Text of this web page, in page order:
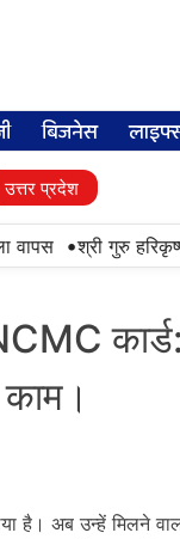
बिजनेस
उत्तर प्रदेश
•श्री गुरु हरिकृष्ण
है। अब उन्हें मिलने